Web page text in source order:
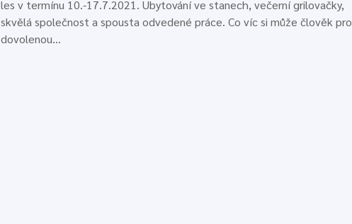
les v termínu 10.-17.7.2021. Ubytování ve stanech, večerní grilovačky,
skvělá společnost a spousta odvedené práce. Co víc si může člověk pro
dovolenou…